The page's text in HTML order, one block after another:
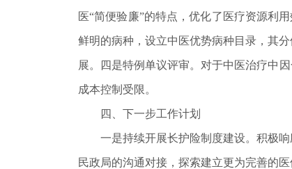
医“简便验廉”的特点，优化了医疗资源利
鲜明的病种，设立中医优势病种目录，其
展。四是特例单议评审。对于中医治疗中
成本控制受限。
四、下一步工作计划
一是持续开展长护险制度建设。积极响
民政局的沟通对接，探索建立更为完善的